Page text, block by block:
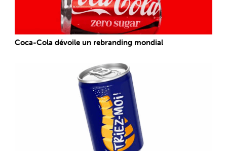
Coca-Cola dévoile un rebranding mondial